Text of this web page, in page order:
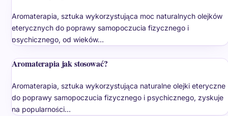
Aromaterapia, sztuka wykorzystująca moc naturalnych olejków
eterycznych do poprawy samopoczucia fizycznego i
psychicznego, od wieków…
Aromaterapia jak stosować?
Aromaterapia, sztuka wykorzystująca naturalne olejki eteryczne
do poprawy samopoczucia fizycznego i psychicznego, zyskuje
na popularności…